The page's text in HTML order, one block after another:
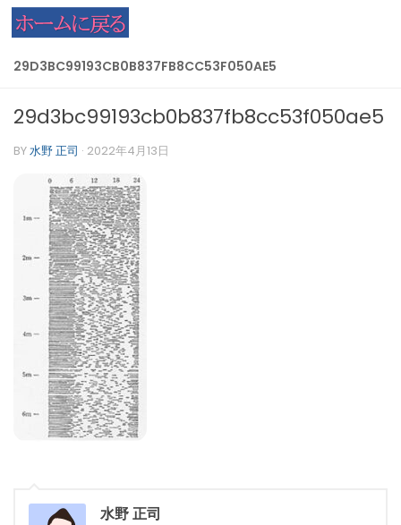
コンテンツへスキップ
29D3BC99193CB0B837FB8CC53F050AE5
29d3bc99193cb0b837fb8cc53f050ae5
BY水野 正司 · 2022年4月13日
水野 正司